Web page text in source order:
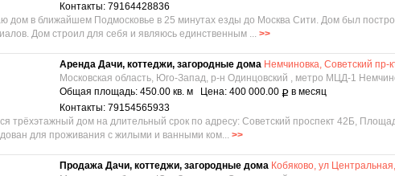
Контакты: 79164428836
дом в ближайшем Подмосковье в 25 минутах езды до Москва Сити. Дом был
Дом строил для себя и являюсь единственным ... >>
Аренда Дачи, коттеджи, загородные дома Немчиновка, Советский пр-
Московская область, Юго-Запад, р-н Одинцовский , метро МЦД-1
Общая площадь: 450.00 кв. м Цена: 400 000.00 Р в месяц
Контакты: 79154565933
трёхэтажный дом на длительный срок по адресу: Советский проспект 42Б,
для проживания с жилыми и ванными ком... >>
Продажа Дачи, коттеджи, загородные дома Кобяково, ул